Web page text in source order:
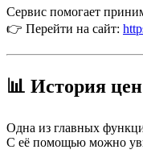
Сервис помогает
👉 Перейти на сайт:
📊 История
Одна из главных
С её помощью можно